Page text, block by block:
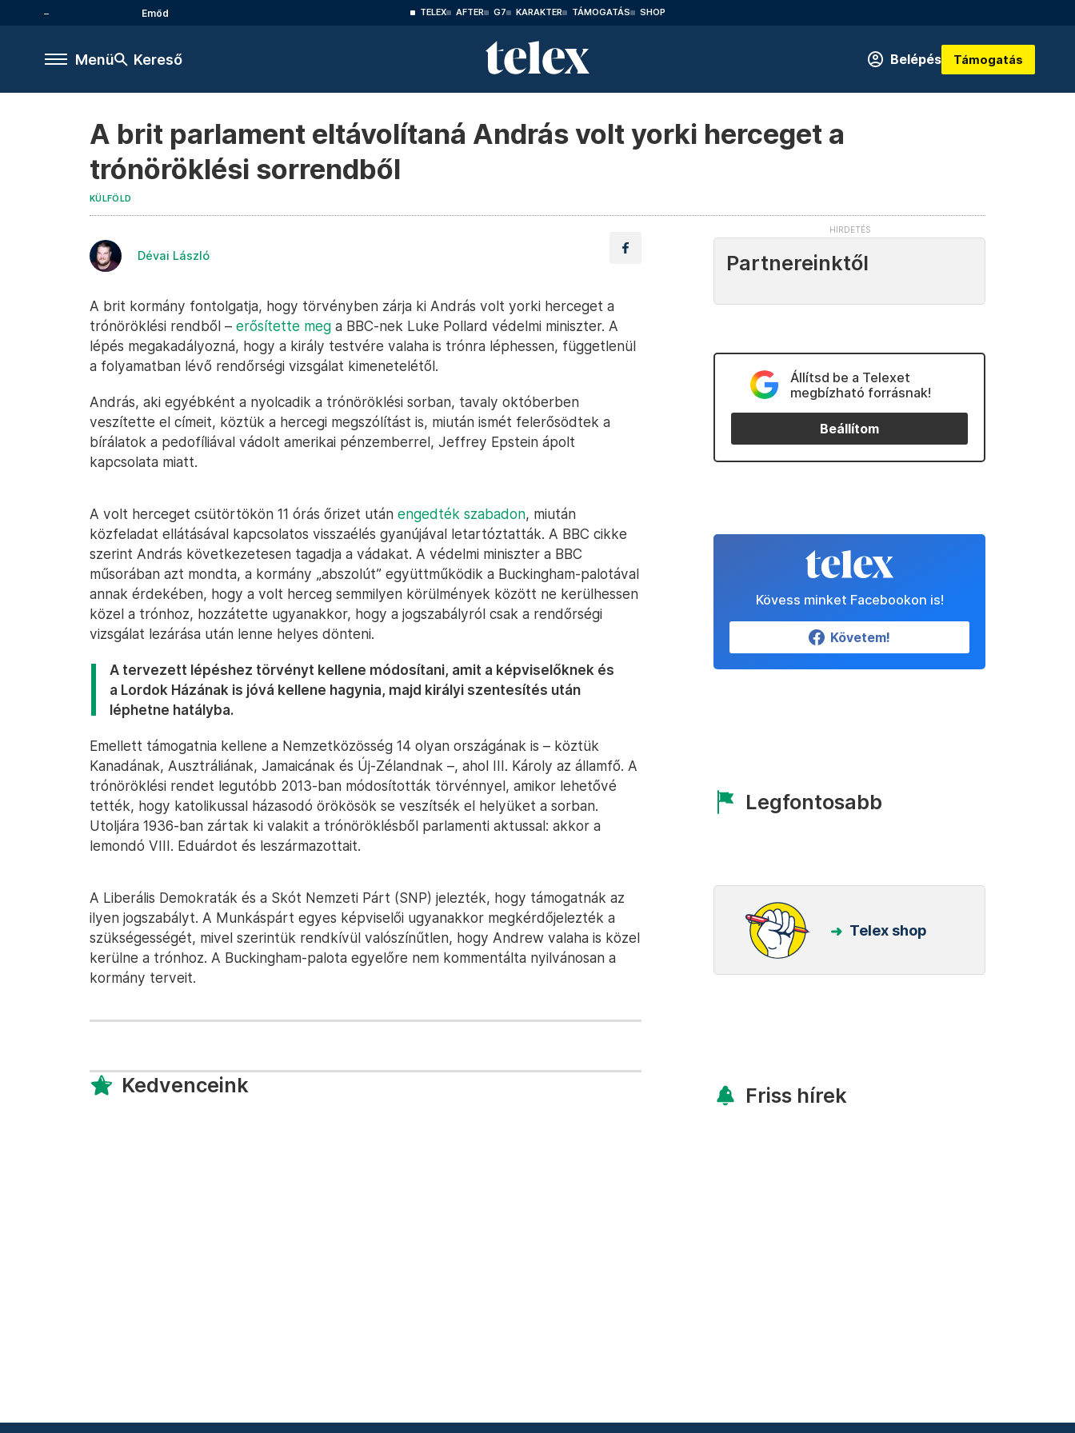
Emőd TELEX AFTER G7 KARAKTER TÁMOGATÁS SHOP
Menü Kereső Belépés Támogatás
A brit parlament eltávolítaná András volt yorki herceget a
trónöröklési sorrendből
KÜLFÖLD
Dévai László
A brit kormány fontolgatja, hogy törvényben zárja ki András volt yorki herceget a
trónöröklési rendből – erősítette meg a BBC-nek Luke Pollard védelmi miniszter. A
lépés megakadályozná, hogy a király testvére valaha is trónra léphessen, függetlenül
a folyamatban lévő rendőrségi vizsgálat kimenetelétől.
András, aki egyébként a nyolcadik a trónöröklési sorban, tavaly októberben
veszítette el címeit, köztük a hercegi megszólítást is, miután ismét felerősödtek a
bírálatok a pedofíliával vádolt amerikai pénzemberrel, Jeffrey Epstein ápolt
kapcsolata miatt.
A volt herceget csütörtökön 11 órás őrizet után engedték szabadon, miután
közfeladat ellátásával kapcsolatos visszaélés gyanújával letartóztatták. A BBC cikke
szerint András következetesen tagadja a vádakat. A védelmi miniszter a BBC
műsorában azt mondta, a kormány „abszolút” együttműködik a Buckingham-palotával
annak érdekében, hogy a volt herceg semmilyen körülmények között ne kerülhessen
közel a trónhoz, hozzátette ugyanakkor, hogy a jogszabályról csak a rendőrségi
vizsgálat lezárása után lenne helyes dönteni.
A tervezett lépéshez törvényt kellene módosítani, amit a képviselőknek és
a Lordok Házának is jóvá kellene hagynia, majd királyi szentesítés után
léphetne hatályba.
Emellett támogatnia kellene a Nemzetközösség 14 olyan országának is – köztük
Kanadának, Ausztráliának, Jamaicának és Új-Zélandnak –, ahol III. Károly az államfő. A
trónöröklési rendet legutóbb 2013-ban módosították törvénnyel, amikor lehetővé
tették, hogy katolikussal házasodó örökösök se veszítsék el helyüket a sorban.
Utoljára 1936-ban zártak ki valakit a trónöröklésből parlamenti aktussal: akkor a
lemondó VIII. Eduárdot és leszármazottait.
A Liberális Demokraták és a Skót Nemzeti Párt (SNP) jelezték, hogy támogatnák az
ilyen jogszabályt. A Munkáspárt egyes képviselői ugyanakkor megkérdőjelezték a
szükségességét, mivel szerintük rendkívül valószínűtlen, hogy Andrew valaha is közel
kerülne a trónhoz. A Buckingham-palota egyelőre nem kommentálta nyilvánosan a
kormány terveit.
Kedvenceink
Partnereinktől
Állítsd be a Telexet
megbízható forrásnak!
Beállítom
Kövess minket Facebookon is!
Követem!
Legfontosabb
Telex shop
Friss hírek